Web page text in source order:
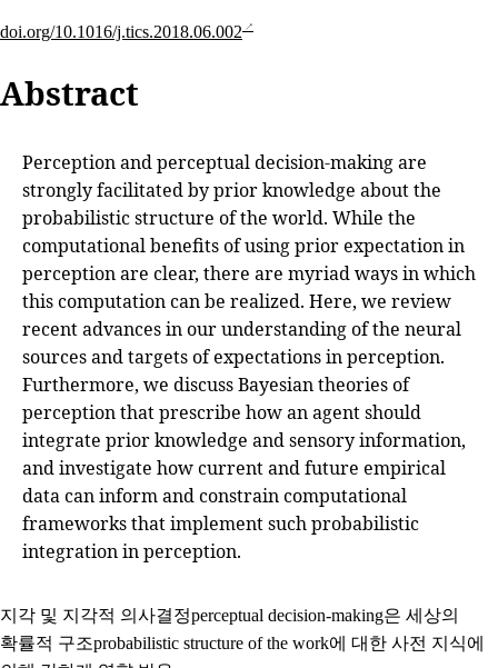
doi.org/10.1016/j.tics.2018.06.002
Abstract
Perception and perceptual decision-making are
strongly facilitated by prior knowledge about the
probabilistic structure of the world. While the
computational benefits of using prior expectation in
perception are clear, there are myriad ways in which
this computation can be realized. Here, we review
recent advances in our understanding of the neural
sources and targets of expectations in perception.
Furthermore, we discuss Bayesian theories of
perception that prescribe how an agent should
integrate prior knowledge and sensory information,
and investigate how current and future empirical
data can inform and constrain computational
frameworks that implement such probabilistic
integration in perception.
지각 및 지각적 의사결정perceptual decision-making은 세상의
확률적 구조probabilistic structure of the work에 대한 사전 지식에